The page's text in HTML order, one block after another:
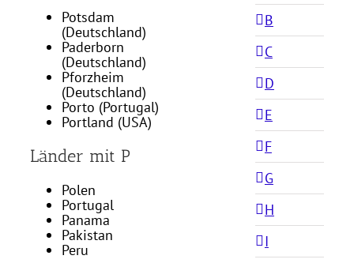
Potsdam
(Deutschland)
Paderborn
(Deutschland)
Pforzheim
(Deutschland)
Porto (Portugal)
Portland (USA)
Länder mit P
Polen
Portugal
Panama
Pakistan
Peru
B
C
D
E
F
G
H
I